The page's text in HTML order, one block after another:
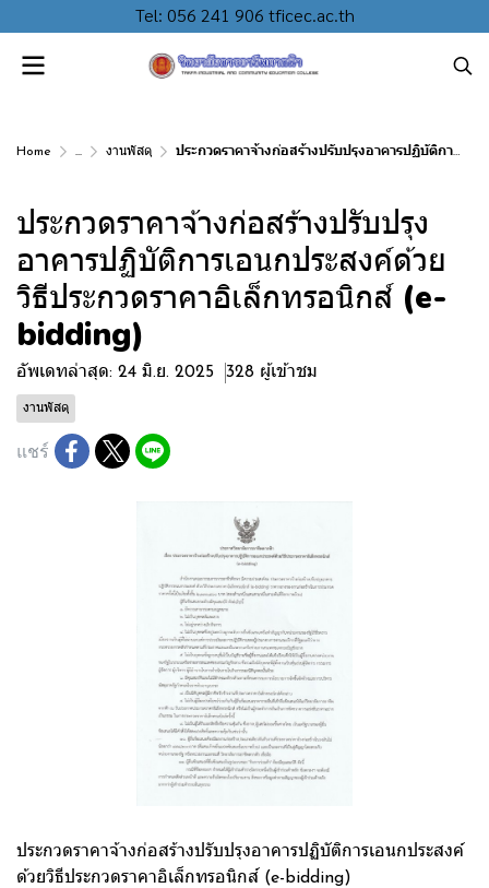
Tel: 056 241 906 tficec.ac.th
Home ... งานพัสดุ ประกวดราคาจ้างก่อสร้างปรับปรุงอาคารปฏิบัติการเอนกประสงค์ด้วยวิธีประกวดราคาอิเล็กทรอนิกส์ (e-bidding)
ประกวดราคาจ้างก่อสร้างปรับปรุง
อาคารปฏิบัติการเอนกประสงค์ด้วย
วิธีประกวดราคาอิเล็กทรอนิกส์ (e-
bidding)
อัพเดทล่าสุด: 24 มิ.ย. 2025 328 ผู้เข้าชม
งานพัสดุ
แชร์
ประกวดราคาจ้างก่อสร้างปรับปรุงอาคารปฏิบัติการเอนกประสงค์
ด้วยวิธีประกวดราคาอิเล็กทรอนิกส์ (e-bidding)